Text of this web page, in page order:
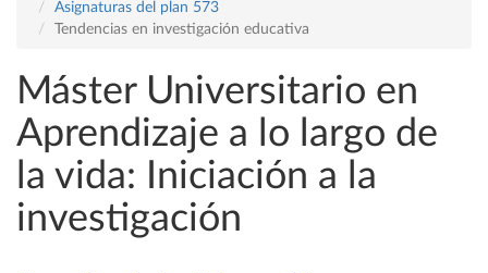
Asignaturas del plan 573
Tendencias en investigación educativa
Máster Universitario en
Aprendizaje a lo largo de
la vida: Iniciación a la
investigación